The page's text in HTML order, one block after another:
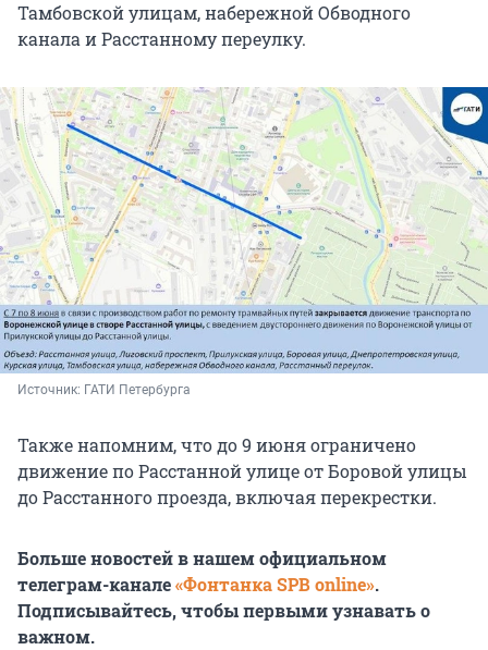
Тамбовской улицам, набережной Обводного
канала и Расстанному переулку.
Источник: ГАТИ Петербурга
Также напомним, что до 9 июня ограничено
движение по Расстанной улице от Боровой улицы
до Расстанного проезда, включая перекрестки.
Больше новостей в нашем официальном
телеграм-канале«Фонтанка SPB online».
Подписывайтесь, чтобы первыми узнавать о
важном.